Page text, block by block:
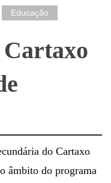
Educação
Cartaxo
do Cartaxo
âmbito do programa